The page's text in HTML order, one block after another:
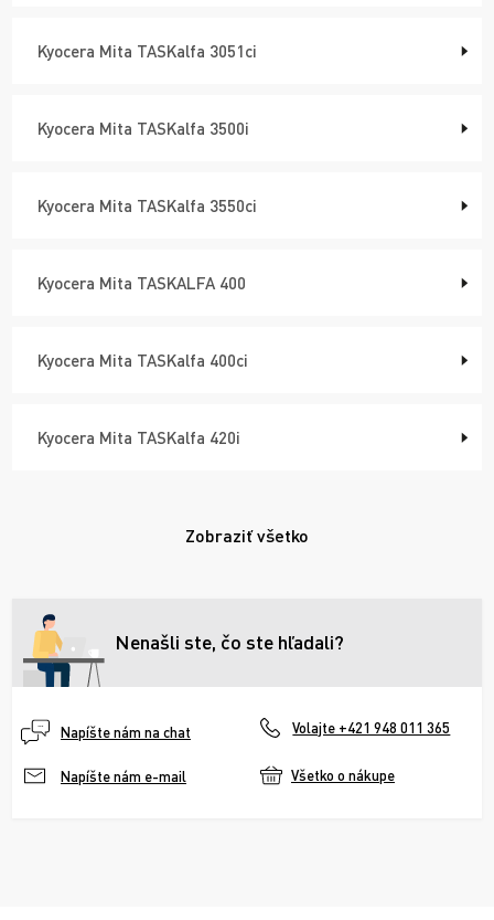
Kyocera Mita TASKalfa 3051ci
Kyocera Mita TASKalfa 3500i
Kyocera Mita TASKalfa 3550ci
Kyocera Mita TASKALFA 400
Kyocera Mita TASKalfa 400ci
Kyocera Mita TASKalfa 420i
Zobraziť všetko
Nenašli ste, čo ste hľadali?
Napíšte nám na chat Volajte +421 948 011 365
Napíšte nám e-mail Všetko o nákupe